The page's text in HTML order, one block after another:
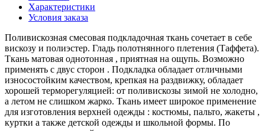
Характеристики
Условия заказа
Поливискозная смесовая подкладочная ткань сочетает в себе
вискозу и полиэстер. Гладь полотнянного плетения (Таффета).
Ткань матовая однотонная , приятная на ощупь. Возможно
применять с двус сторон . Подкладка обладает отличными
износостойким качеством, крепкая на раздвижку, обладает
хорошей терморегуляцией: от поливискозы зимой не холодно,
а летом не слишком жарко. Ткань имеет широкое применение
для изготовления верхней одежды : костюмы, пальто, жакеты ,
куртки а также детской одежды и школьной формы. По